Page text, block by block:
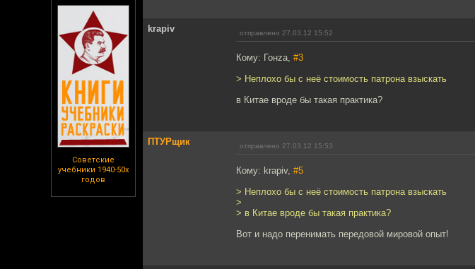
Советские
учебники 1940-50х
годов
krapiv отправлено 27.03.12 15:52
Кому: Гонzа, #3
> Неплохо бы с неё стоимость патрона взыскать
в Китае вроде бы такая практика?
ПТУРщик отправлено 27.03.12 15:53
Кому: krapiv, #5
> Неплохо бы с неё стоимость патрона взыскать
>
> в Китае вроде бы такая практика?
Вот и надо перенимать передовой мировой опыт!